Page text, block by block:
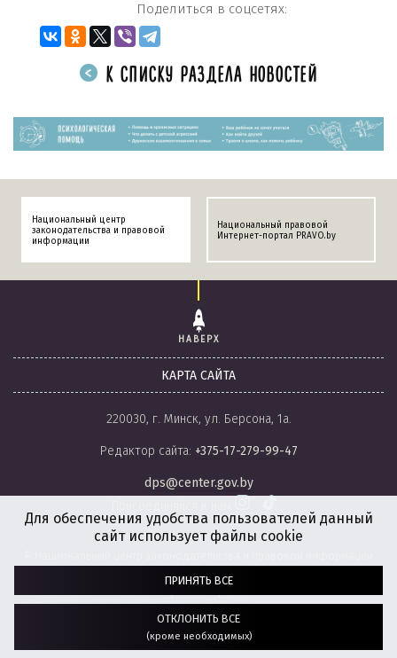
Поделиться в соцсетях:
К СПИСКУ РАЗДЕЛА НОВОСТЕЙ
Национальный центр
законодательства и правовой
информации
Национальный правовой
Интернет-портал PRAVO.by
НАВЕРХ
КАРТА САЙТА
220030, г. Минск, ул. Берсона, 1а.
Редактор сайта: +375-17-279-99-47
dps@center.gov.by
Республики Беларусь, 2008-2026.
Разработка сайта: агентство
“ГЕНШТАБ”
Для обеспечения удобства пользователей данный
сайт использует файлы cookie
ПРИНЯТЬ ВСЕ
ОТКЛОНИТЬ ВСЕ
(кроме необходимых)